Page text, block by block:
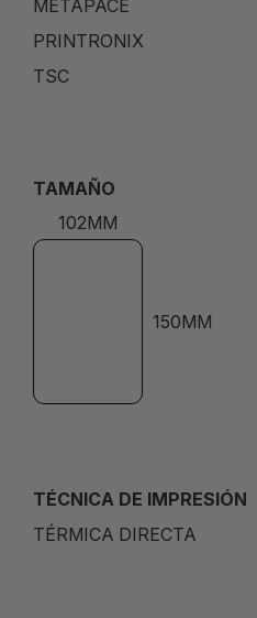
METAPACE
PRINTRONIX
TSC
TAMAÑO
102MM
150MM
TÉCNICA DE IMPRESIÓN
TÉRMICA DIRECTA